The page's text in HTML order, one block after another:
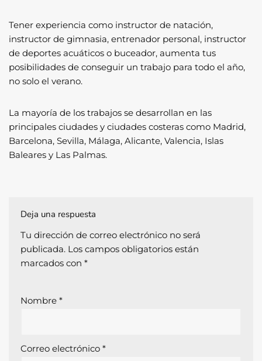
Tener experiencia como instructor de natación,
instructor de gimnasia, entrenador personal, instructor
de deportes acuáticos o buceador, aumenta tus
posibilidades de conseguir un trabajo para todo el año,
no solo el verano.
La mayoría de los trabajos se desarrollan en las
principales ciudades y ciudades costeras como Madrid,
Barcelona, ​​Sevilla, Málaga, Alicante, Valencia, Islas
Baleares y Las Palmas.
Deja una respuesta
Tu dirección de correo electrónico no será
publicada. Los campos obligatorios están
marcados con *
Nombre *
Correo electrónico *